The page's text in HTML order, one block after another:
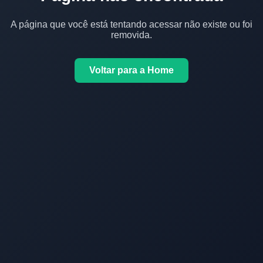
A página que você está tentando acessar não existe ou foi
removida.
Voltar para a Home